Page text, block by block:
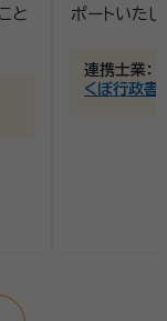
と
ポートいたし
連携士業：
くぼ行政書